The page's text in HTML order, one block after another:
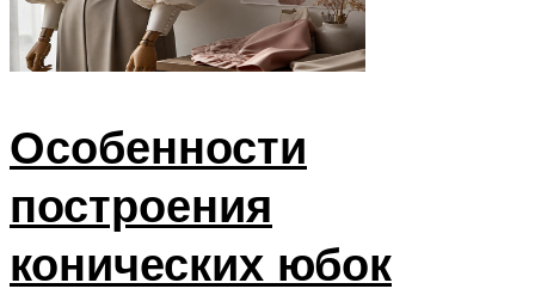
Особенности
построения
конических юбок